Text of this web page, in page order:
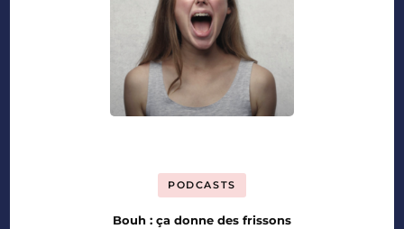
PODCASTS
Bouh : ça donne des frissons